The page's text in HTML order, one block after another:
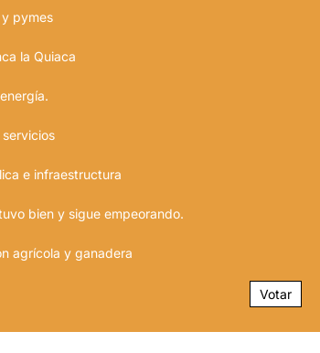
pymes
la Quiaca
e infraestructura
bien y sigue empeorando.
agrícola y ganadera
Votar